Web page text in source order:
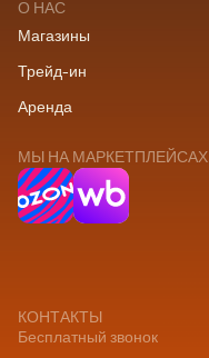
О НАС
Магазины
Трейд-ин
Аренда
МЫ НА МАРКЕТПЛЕЙСАХ
КОНТАКТЫ
Бесплатный звонок